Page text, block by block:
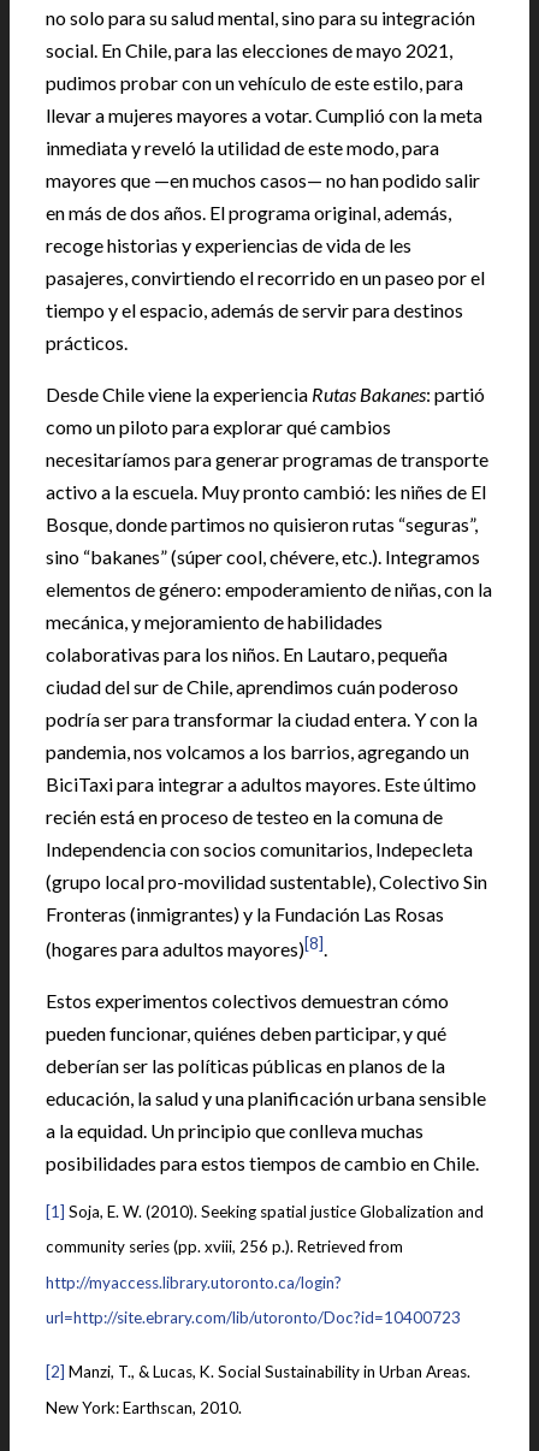
no solo para su salud mental, sino para su integración
social. En Chile, para las elecciones de mayo 2021,
pudimos probar con un vehículo de este estilo, para
llevar a mujeres mayores a votar. Cumplió con la meta
inmediata y reveló la utilidad de este modo, para
mayores que —en muchos casos— no han podido salir
en más de dos años. El programa original, además,
recoge historias y experiencias de vida de les
pasajeres, convirtiendo el recorrido en un paseo por el
tiempo y el espacio, además de servir para destinos
prácticos.
Desde Chile viene la experiencia Rutas Bakanes: partió
como un piloto para explorar qué cambios
necesitaríamos para generar programas de transporte
activo a la escuela. Muy pronto cambió: les niñes de El
Bosque, donde partimos no quisieron rutas “seguras”,
sino “bakanes” (súper cool, chévere, etc.). Integramos
elementos de género: empoderamiento de niñas, con la
mecánica, y mejoramiento de habilidades
colaborativas para los niños. En Lautaro, pequeña
ciudad del sur de Chile, aprendimos cuán poderoso
podría ser para transformar la ciudad entera. Y con la
pandemia, nos volcamos a los barrios, agregando un
BiciTaxi para integrar a adultos mayores. Este último
recién está en proceso de testeo en la comuna de
Independencia con socios comunitarios, Indepecleta
(grupo local pro-movilidad sustentable), Colectivo Sin
Fronteras (inmigrantes) y la Fundación Las Rosas
(hogares para adultos mayores)[8].
Estos experimentos colectivos demuestran cómo
pueden funcionar, quiénes deben participar, y qué
deberían ser las políticas públicas en planos de la
educación, la salud y una planificación urbana sensible
a la equidad. Un principio que conlleva muchas
posibilidades para estos tiempos de cambio en Chile.
[1] Soja, E. W. (2010). Seeking spatial justice Globalization and
community series (pp. xviii, 256 p.). Retrieved from
http://myaccess.library.utoronto.ca/login?
url=http://site.ebrary.com/lib/utoronto/Doc?id=10400723
[2] Manzi, T., & Lucas, K. Social Sustainability in Urban Areas.
New York: Earthscan, 2010.